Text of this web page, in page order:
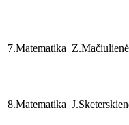
7.Matematika Z.Mačiulienė
8.Matematika